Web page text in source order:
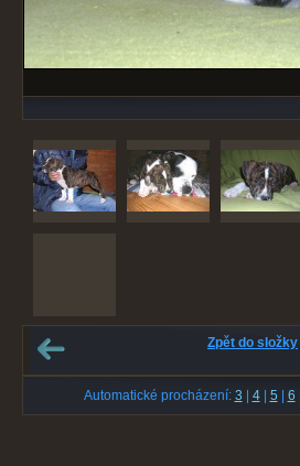
Zpět do složky
Automatické procházení: 3 4| 5 6